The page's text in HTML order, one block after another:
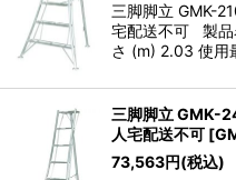
三脚脚立 GMK-
宅配送不可 製品
さ (m) 2.03 使用
三脚脚立 GMK-
人宅配送不可 [
73,563円(税込)